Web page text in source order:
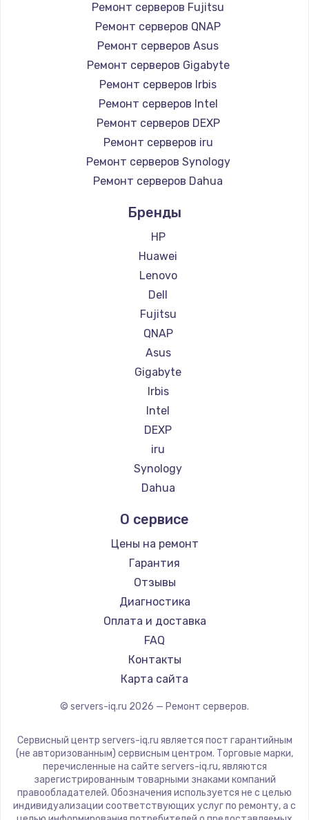
Ремонт серверов Fujitsu
Ремонт серверов QNAP
Ремонт серверов Asus
Ремонт серверов Gigabyte
Ремонт серверов Irbis
Ремонт серверов Intel
Ремонт серверов DEXP
Ремонт серверов iru
Ремонт серверов Synology
Ремонт серверов Dahua
Бренды
HP
Huawei
Lenovo
Dell
Fujitsu
QNAP
Asus
Gigabyte
Irbis
Intel
DEXP
iru
Synology
Dahua
О сервисе
Цены на ремонт
Гарантия
Отзывы
Диагностика
Оплата и доставка
FAQ
Контакты
Карта сайта
© servers-iq.ru 2026 — Ремонт серверов.
Сервисный центр servers-iq.ru является пост гарантийным
(не авторизованным) сервисным центром. Торговые марки,
перечисленные на сайте servers-iq.ru, являются
зарегистрированным товарными знаками компаний
правообладателей. Обозначения используется не с целью
индивидуализации соответствующих услуг по ремонту, а с